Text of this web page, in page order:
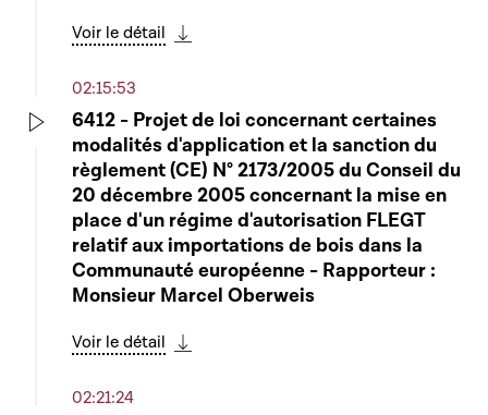
Voir le détail
02:15:53
6412 - Projet de loi concernant certaines
modalités d'application et la sanction du
règlement (CE) N° 2173/2005 du Conseil du
20 décembre 2005 concernant la mise en
place d'un régime d'autorisation FLEGT
relatif aux importations de bois dans la
Communauté européenne - Rapporteur :
Monsieur Marcel Oberweis
Voir le détail
02:21:24